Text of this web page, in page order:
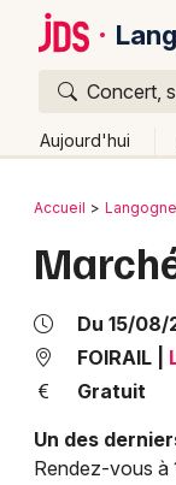
Concert,
Aujourd'hui
Publier
Grands
Bordeaux
Lille
Lyon
Marseille
Retour
Accueil Langogne
Du 15/
FOIRAIL
Gratuit
Un des
Rendez-vous à
Quoi ?
Où ?
Languedoc-
Quand ?
Aujourd'hui